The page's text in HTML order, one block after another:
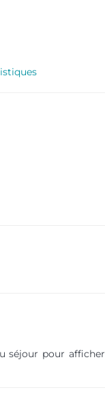
séjour pour afficher